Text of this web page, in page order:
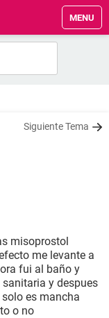
MENU
Siguiente Tema
misoprostol
me levante a
fui al baño y
y despues
es mancha
o no